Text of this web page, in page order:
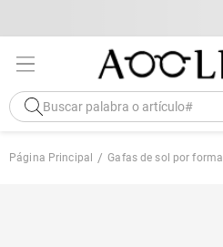
Página Principal Gafas de sol por forma